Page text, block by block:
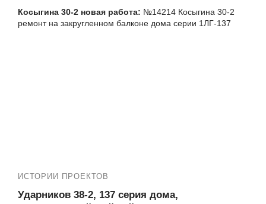
Косыгина 30-2 новая работа: №14214 Косыгина 30-2
ремонт на закругленном балконе дома серии 1ЛГ-137
ИСТОРИИ ПРОЕКТОВ
Ударников 38-2, 137 серия дома,